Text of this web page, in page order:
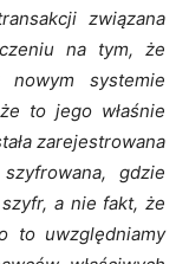
związana
na tym, że
nowym systemie
to jego właśnie
zarejestrowana
gdzie
a nie fakt, że
to uwzględniamy